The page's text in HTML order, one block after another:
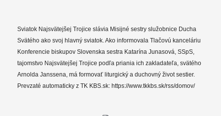
Sviatok Najsvätejšej Trojice slávia Misijné sestry služobnice Ducha
Svätého ako svoj hlavný sviatok. Ako informovala Tlačovú kanceláriu
Konferencie biskupov Slovenska sestra Katarína Junasová, SSpS,
tajomstvo Najsvätejšej Trojice podľa priania ich zakladateľa, svätého
Arnolda Janssena, má formovať liturgický a duchovný život sestier.
Prevzaté automaticky z TK KBS.sk: https://www.tkkbs.sk/rss/domov/